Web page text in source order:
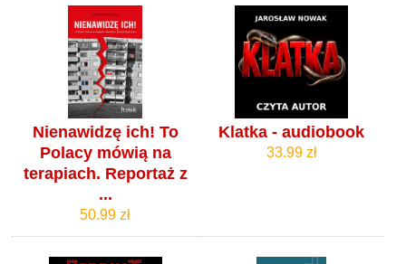
Nienawidzę ich! To
Polacy mówią na
terapiach. Reportaż z
...
50.99 zł
Klatka - audiobook
33.99 zł